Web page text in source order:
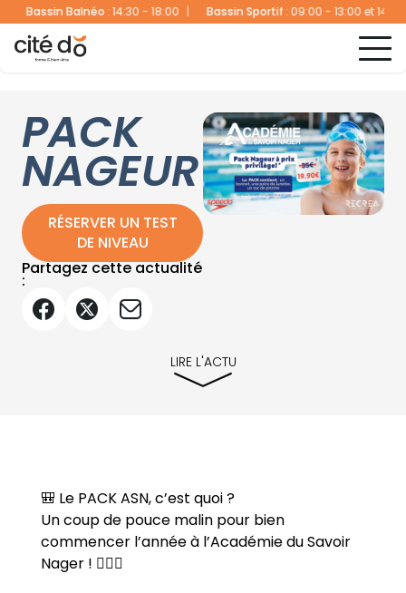
Bassin Balnéo:14:30 - 18:00 | Bassin Sportif:09:00 - 13:00 et 14:30 -
PACK
NAGEUR
RÉSERVER UN TEST
DE NIVEAU
Partagez cette actualité
:
LIRE L'ACTU
🎒 Le PACK ASN, c’est quoi ?
Un coup de pouce malin pour bien
commencer l’année à l’Académie du Savoir
Nager ! 🏊‍♀️✨